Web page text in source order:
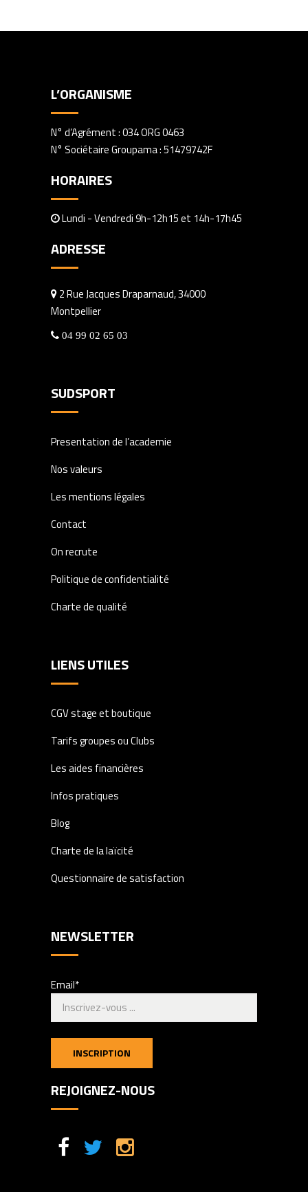
L’ORGANISME
N° d’Agrément : 034 ORG 0463
N° Sociétaire Groupama : 51479742F
HORAIRES
Lundi - Vendredi 9h-12h15 et 14h-17h45
ADRESSE
2 Rue Jacques Draparnaud, 34000
Montpellier
04 99 02 65 03
SUDSPORT
Presentation de l’academie
Nos valeurs
Les mentions légales
Contact
On recrute
Politique de confidentialité
Charte de qualité
LIENS UTILES
CGV stage et boutique
Tarifs groupes ou Clubs
Les aides financières
Infos pratiques
Blog
Charte de la laïcité
Questionnaire de satisfaction
NEWSLETTER
Email*
REJOIGNEZ-NOUS